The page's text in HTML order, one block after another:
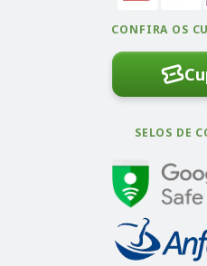
CONFIRA OS
SELOS DE